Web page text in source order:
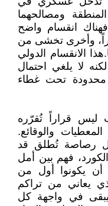
المنطقة ومصالحهما
فهناك انقسام واضح
وأخرى تخشى من
الانقسام الدولي
لا يلغي احتمال
محدودة تحت غطاء
ليس قراراً تُقرّره
والوقائع.
رصاصة تُطلق قد
فهم بين أمل
أن يكونوا أول من
يعاني من تراكم
سيبقى في واجهة كل